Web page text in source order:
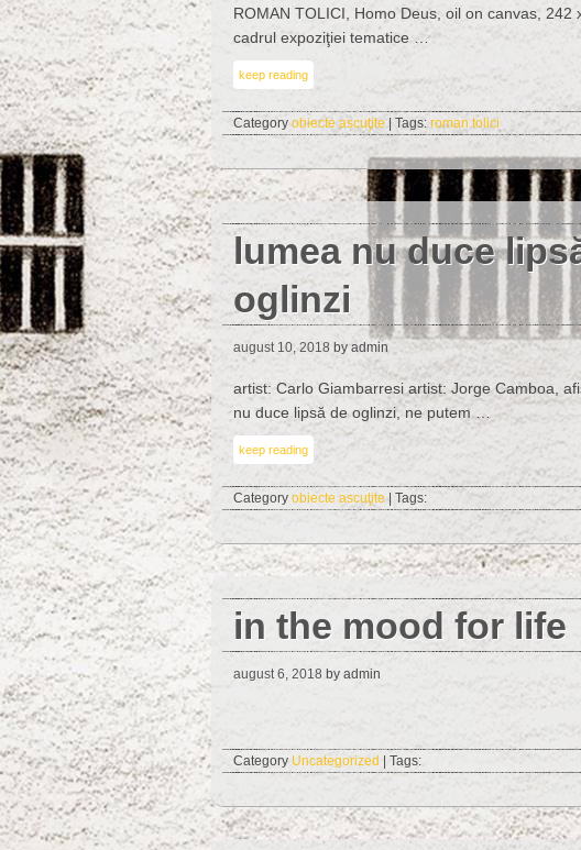
ROMAN TOLICI, Homo Deus, oil on canvas,
cadrul expoziţiei tematice …
keep reading
Category obiecte ascuţite | Tags: roman tolici
lumea nu duce
oglinzi
august 10, 2018 by admin
artist: Carlo Giambarresi artist: Jorge Camboa,
nu duce lipsă de oglinzi, ne putem …
keep reading
Category obiecte ascuţite | Tags:
in the mood for life
august 6, 2018 by admin
Category Uncategorized | Tags: